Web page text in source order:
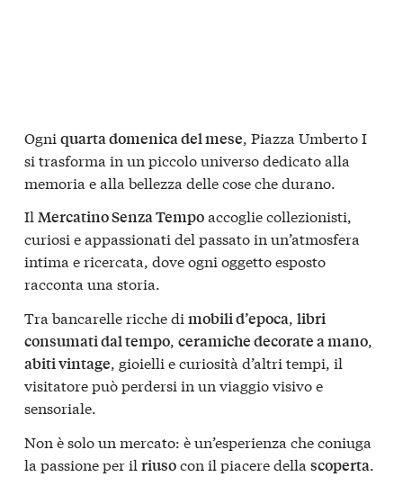
Ogni quarta domenica del mese, Piazza Umberto I
si trasforma in un piccolo universo dedicato alla
memoria e alla bellezza delle cose che durano.
Il Mercatino Senza Tempoaccoglie collezionisti,
curiosi e appassionati del passato in un’atmosfera
intima e ricercata, dove ogni oggetto esposto
racconta una storia.
Tra bancarelle ricche di mobili d’epoca, libri
consumati dal tempo, ceramiche decorate a mano,
abiti vintage, gioielli e curiosità d’altri tempi, il
visitatore può perdersi in un viaggio visivo e
sensoriale.
Non è solo un mercato: è un’esperienza che coniuga
la passione per il riusocon il piacere della scoperta.